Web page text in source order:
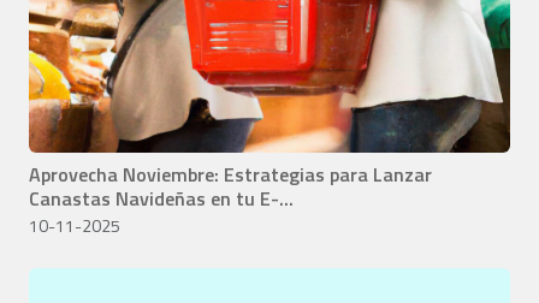
Aprovecha Noviembre: Estrategias para Lanzar
Canastas Navideñas en tu E-...
10-11-2025